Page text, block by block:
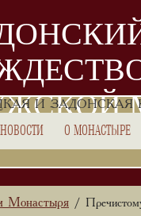
И ЗАДОНСКАЯ
НОВОСТИ О МОНАСТЫРЕ
Монастыря /